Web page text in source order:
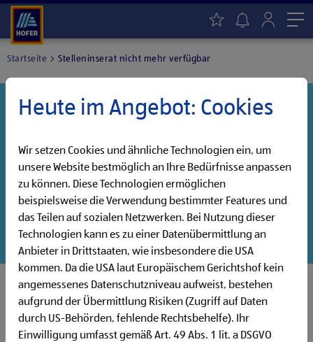
Startseite Stelleninserat nicht mehr verfügbar
haben noch weitere Jobs, die auf dich warten!
Danke für dein Interesse!
Entdecke unsere offenen Jobs oder abonniere deinen
persönlichen Jobalarm:
Jobsuche Jobalarm
Heute im Angebot: Cookies
Wir setzen Cookies und ähnliche Technologien ein, um
unsere Website bestmöglich an Ihre Bedürfnisse anpassen
zu können. Diese Technologien ermöglichen
beispielsweise die Verwendung bestimmter Features und
das Teilen auf sozialen Netzwerken. Bei Nutzung dieser
Technologien kann es zu einer Datenübermittlung an
Anbieter in Drittstaaten, wie insbesondere die USA
kommen. Da die USA laut Europäischem Gerichtshof kein
angemessenes Datenschutzniveau aufweist, bestehen
aufgrund der Übermittlung Risiken (Zugriff auf Daten
durch US-Behörden, fehlende Rechtsbehelfe). Ihr
Einwilligung umfasst gemäß Art. 49 Abs. 1 lit. a DSGVO